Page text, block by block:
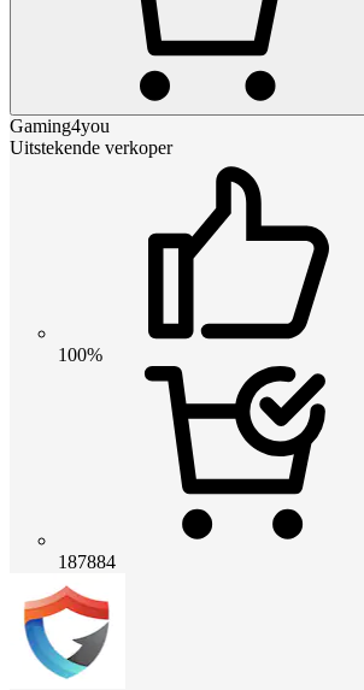
Gaming4you
Uitstekende verkoper
100%
187884